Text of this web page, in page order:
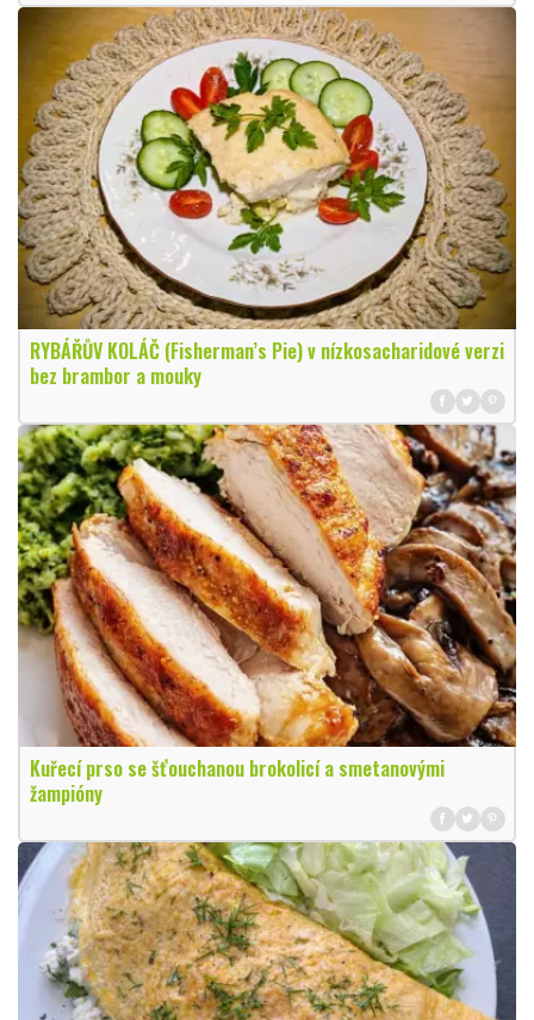
RYBÁŘŮV KOLÁČ (Fisherman’s Pie) v nízkosacharidové verzi
bez brambor a mouky
Kuřecí prso se šťouchanou brokolicí a smetanovými
žampióny